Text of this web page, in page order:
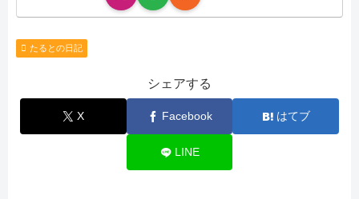
たるとの日記
シェアする
X Facebook はてブ
LINE